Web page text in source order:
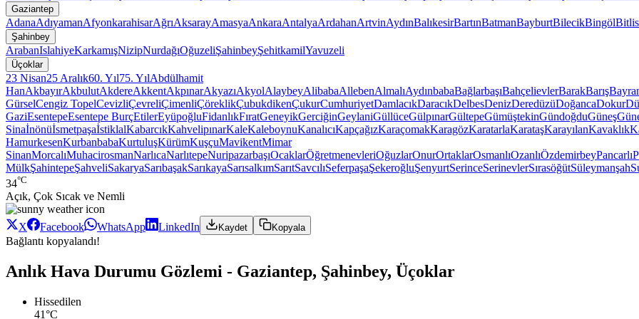
Gaziantep
AdanaAdıyamanAfyonkarahisarAğrıAksarayAmasyaAnkaraAntalyaArdahanArtvinAydınBalıkesirBartınBatmanBayburtBilecikBingölBitlis
Şahinbey
ArabanIslahiyeKarkamışNizipNurdağıOğuzeliŞahinbeyŞehitkamilYavuzeli
Üçoklar
23 Nisan25 Aralık60. Yıl75. YılAbdülhamit
HanAkbayırAkbulutAkdereAkkentAkpınarAkyazıAkyolAlaybeyAlibabaAllebenAlmalıAydınbabaBağlarbaşıBahçelievlerBarakBarış
GürselCengiz TopelCevizliÇevreliÇimenliÇöreklikÇubukdikenÇukurCumhuriyetDamlacıkDaracıkDelbesDenizDeredüzüDoğancaDokur
GaziEsentepeEsentepe BurçEtilerEyüpoğluFidanlıkFıratGeneyikGerciğinGeylaniGüllüceGülpınarGültepeGümüştekinGündoğduGüneş
SinaİnönüİsmetpaşaİstiklalKabarcıkKahvelipınarKaleKaleboynuKanalıcıKapçağızKaraçomakKaragözKaratarlaKarataşKarayılanKavaklık
HamurkesenKurbanbabaKurtuluşKürümKuşçuMavikentMimar
SinanMorcalıMuhacirosmanNarlıcaNarlıtepeNuripazarbaşıOcaklarÖğretmenevleriOğuzlarOnurOrtaklarOsmanlıOzanlıÖzdemirbeyPancarlı
MülkŞahintepeŞahveliSakaryaSarıbaşakSarıkayaSarısalkımSarıtSavcılıSeferpaşaŞekeroğluŞenyurtSerinceSerinevlerSırasöğütSüleymanşah
34°C
Açık, Çok Sıcak ve Nemli
X Facebook WhatsApp LinkedIn Kaydet Kopyala
Bağlantı kopyalandı!
Anlık Hava Durumu Gözlemi - Gaziantep, Şahinbey, Üçoklar
Hissedilen
41°C